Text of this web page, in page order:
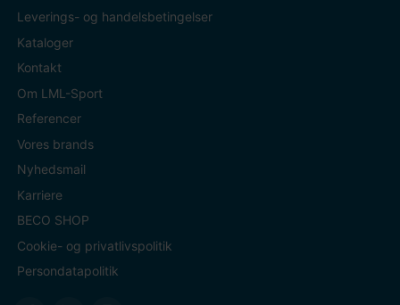
Leverings- og handelsbetingelser
Kataloger
Kontakt
Om LML-Sport
Referencer
Vores brands
Nyhedsmail
Karriere
BECO SHOP
Cookie- og privatlivspolitik
Persondatapolitik